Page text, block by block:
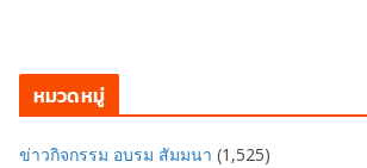
หมวดหมู่
ข่าวกิจกรรม อบรม สัมมนา (1,525)